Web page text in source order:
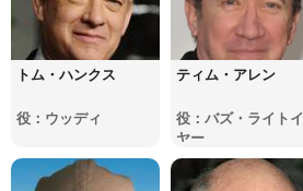
トム・ハンクス
役：ウッディ
ティム・アレン
役：バズ・ライトイ
ヤー